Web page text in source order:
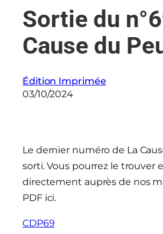
c
e
Sortie du
Cause du
Édition Imprimée
03/10/2024
Le dernier numéro de La
sorti. Vous pourrez le trouver
directement auprès de nos
PDF ici.
CDP69